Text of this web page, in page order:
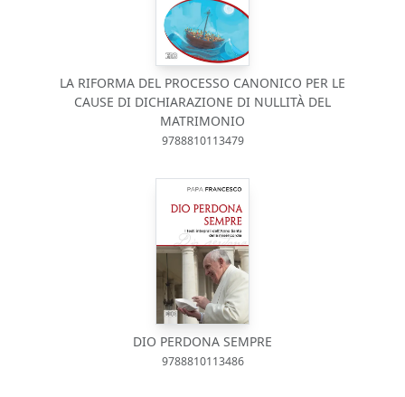
LA RIFORMA DEL PROCESSO CANONICO PER LE
CAUSE DI DICHIARAZIONE DI NULLITÀ DEL
MATRIMONIO
9788810113479
DIO PERDONA SEMPRE
9788810113486